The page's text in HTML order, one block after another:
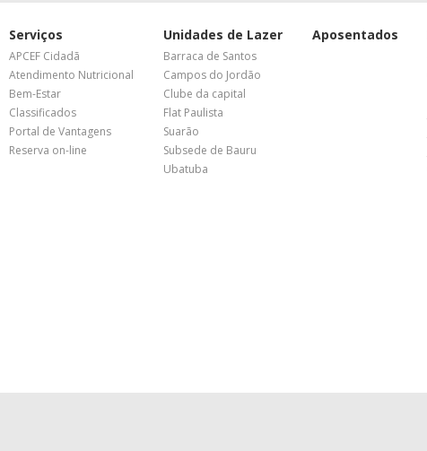
Serviços
APCEF Cidadã
Atendimento Nutricional
Bem-Estar
Classificados
Portal de Vantagens
Reserva on-line
Unidades de Lazer
Barraca de Santos
Campos do Jordão
Clube da capital
Flat Paulista
Suarão
Subsede de Bauru
Ubatuba
Aposentados